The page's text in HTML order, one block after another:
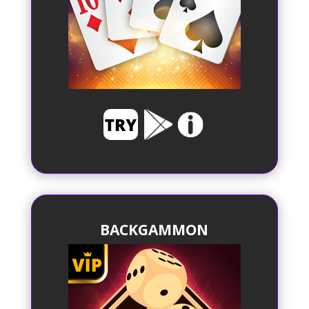
BACKGAMMON